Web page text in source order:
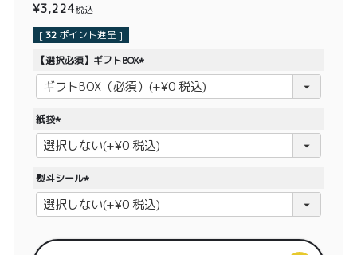
TOP
読みもの
商品
ご利用ガイド
プライバシーポリシー
¥3,224税込
[32 ポイント進呈 ]
【選択必須】ギフトBOX
(
必
紙袋
(
必
)
熨斗シール
(
必
)